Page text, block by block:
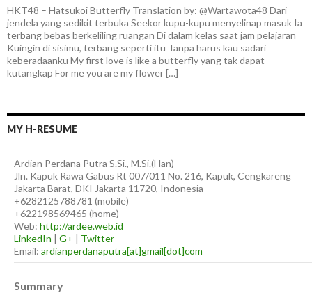
HKT48 – Hatsukoi Butterfly Translation by: @Wartawota48 Dari
jendela yang sedikit terbuka Seekor kupu-kupu menyelinap masuk Ia
terbang bebas berkeliling ruangan Di dalam kelas saat jam pelajaran
Kuingin di sisimu, terbang seperti itu Tanpa harus kau sadari
keberadaanku My first love is like a butterfly yang tak dapat
kutangkap For me you are my flower […]
MY H-RESUME
Ardian Perdana Putra S.Si., M.Si.(Han)
Jln. Kapuk Rawa Gabus Rt 007/011 No. 216, Kapuk, Cengkareng
Jakarta Barat, DKI Jakarta 11720, Indonesia
+6282125788781 (mobile)
+622198569465 (home)
Web: http://ardee.web.id
LinkedIn | G+ | Twitter
Email: ardianperdanaputra[at]gmail[dot]com
Summary